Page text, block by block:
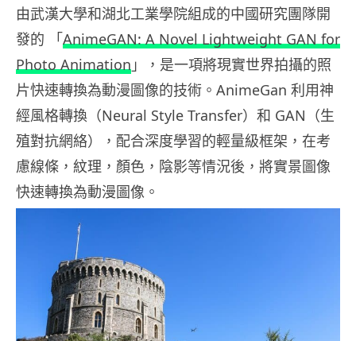
由武漢大學和湖北工業學院組成的中國研究團隊開
發的 「AnimeGAN: A Novel Lightweight GAN for
Photo Animation 」，是一項將現實世界拍攝的照
片快速轉換為動漫圖像的技術。AnimeGan 利用神
經風格轉換（Neural Style Transfer）和 GAN（生
殖對抗網絡），配合深度學習的輕量級框架，在考
慮線條，紋理，顏色，陰影等情況後，將實景圖像
快速轉換為動漫圖像。